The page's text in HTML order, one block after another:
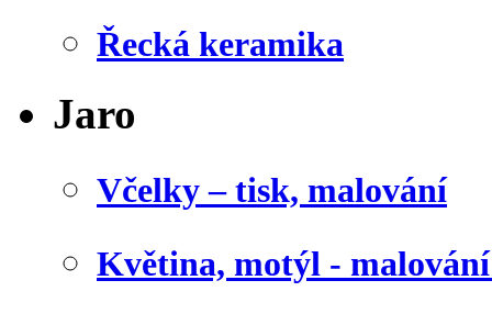
Řecká keramika
Jaro
Včelky – tisk, malování
Květina, motýl -